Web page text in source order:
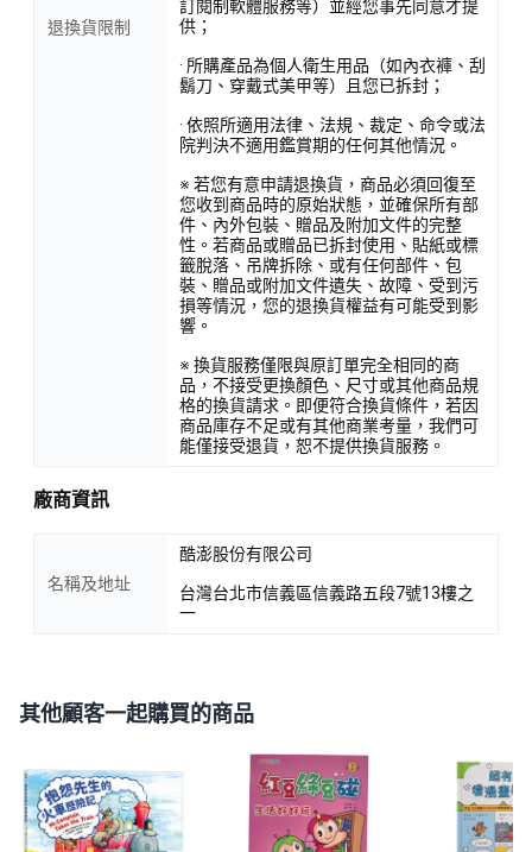
退換貨限制
訂閱制軟體服務等）並經您事先同意才提
供；
· 所購產品為個人衛生用品（如內衣褲、刮
鬍刀、穿戴式美甲等）且您已拆封；
· 依照所適用法律、法規、裁定、命令或法
院判決不適用鑑賞期的任何其他情況。
※ 若您有意申請退換貨，商品必須回復至
您收到商品時的原始狀態，並確保所有部
件、內外包裝、贈品及附加文件的完整
性。若商品或贈品已拆封使用、貼紙或標
籤脫落、吊牌拆除、或有任何部件、包
裝、贈品或附加文件遺失、故障、受到污
損等情況，您的退換貨權益有可能受到影
響。
※ 換貨服務僅限與原訂單完全相同的商
品，不接受更換顏色、尺寸或其他商品規
格的換貨請求。即便符合換貨條件，若因
商品庫存不足或有其他商業考量，我們可
能僅接受退貨，恕不提供換貨服務。
廠商資訊
名稱及地址
酷澎股份有限公司
台灣台北市信義區信義路五段7號13樓之
一
其他顧客一起購買的商品